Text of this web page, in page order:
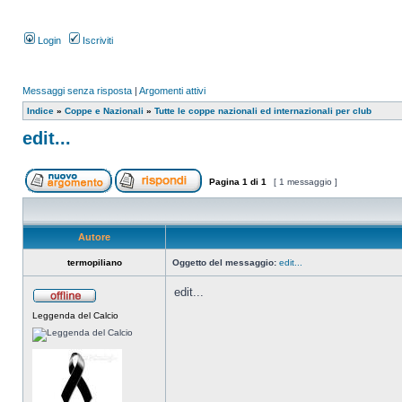
Login Iscriviti
Messaggi senza risposta | Argomenti attivi
Indice » Coppe e Nazionali » Tutte le coppe nazionali ed internazionali per club
edit...
Pagina 1 di 1 [ 1 messaggio ]
Autore
termopiliano Oggetto del messaggio: edit...
Leggenda del Calcio
edit...